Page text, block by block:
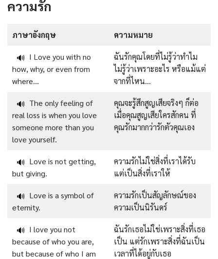
ความรัก
ภาษาอังกฤษ ความหมาย
🔊 I Love you with no
how, why, or even from
where…
ฉันรักคุณโดยที่ไม่รู้ว่าทำไม
ไม่รู้ว่าเพราะอะไร หรือแม้แต่
จากที่ไหน…
🔊 The only feeling of
real loss is when you love
someone more than you
love yourself.
คุณจะรู้สึกสูญเสียจริงๆ ก็ต่อ
เมื่อคุณสูญเสียใครสักคน ที่
คุณรักมากกว่ารักตัวคุณเอง
🔊 Love is not getting,
but giving.
ความรักไม่ใช่สิ่งที่เราได้รับ
แต่เป็นสิ่งที่เราให้
🔊 Love is a symbol of
eternity.
ความรักเป็นสัญลักษณ์ของ
ความเป็นนิรันดร์
🔊 I love you not
because of who you are,
but because of who I am
ฉันรักเธอไม่ใช่เพราะสิ่งที่เธอ
เป็น แต่รักเพราะสิ่งที่ฉันเป็น
เวลาที่ได้อยู่กับเธอ